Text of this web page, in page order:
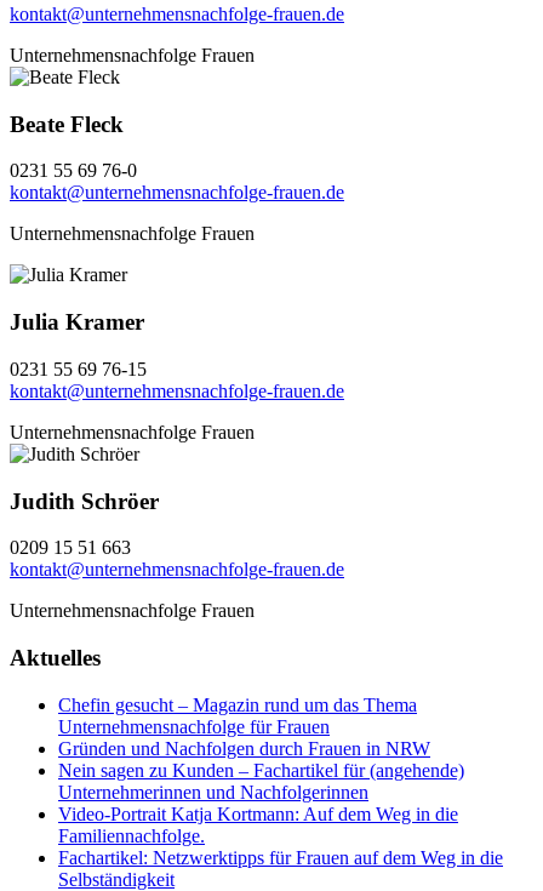
kontakt@unternehmensnachfolge-frauen.de
Unternehmensnachfolge Frauen
Beate Fleck
0231 55 69 76-0
kontakt@unternehmensnachfolge-frauen.de
Unternehmensnachfolge Frauen
Julia Kramer
0231 55 69 76-15
kontakt@unternehmensnachfolge-frauen.de
Unternehmensnachfolge Frauen
Judith Schröer
0209 15 51 663
kontakt@unternehmensnachfolge-frauen.de
Unternehmensnachfolge Frauen
Aktuelles
Chefin gesucht – Magazin rund um das Thema
Unternehmensnachfolge für Frauen
Gründen und Nachfolgen durch Frauen in NRW
Nein sagen zu Kunden – Fachartikel für (angehende)
Unternehmerinnen und Nachfolgerinnen
Video-Portrait Katja Kortmann: Auf dem Weg in die
Familiennachfolge.
Fachartikel: Netzwerktipps für Frauen auf dem Weg in die
Selbständigkeit